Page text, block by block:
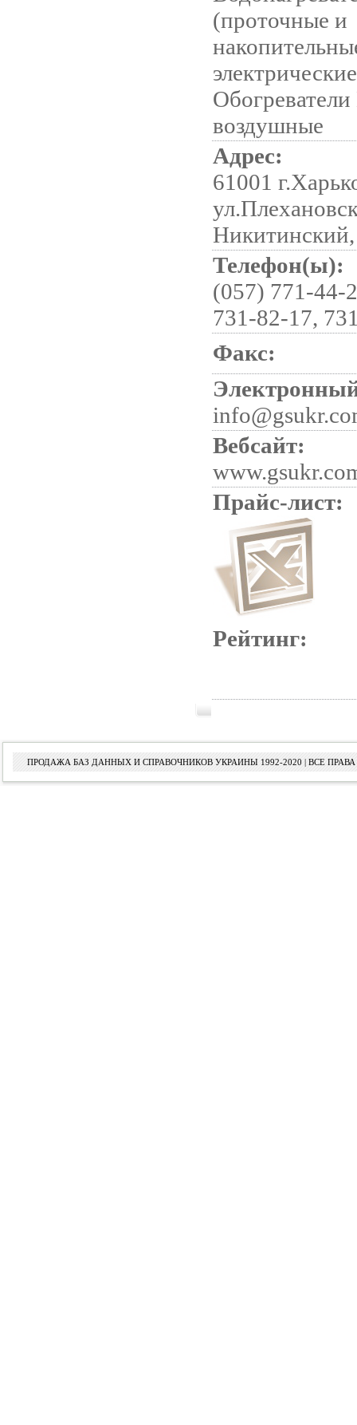
(проточные и
воздушные
Адрес:
61001
Телефон(ы):
(057) 771-44-
731-82-17,
Факс:
Вебсайт:
Прайс-лист:
Рейтинг:
ПРОДАЖА БАЗ ДАННЫХ И СПРАВОЧНИКОВ УКРАИНЫ 1992-2020 | ВСЕ